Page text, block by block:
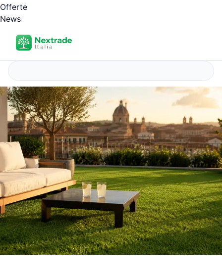
Offerte
News